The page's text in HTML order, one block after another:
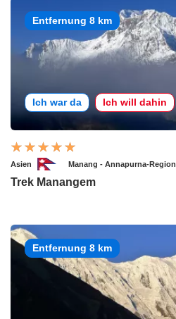
Entfernung 8 km
Ich war da Ich will dahin
Asien Manang - Annapurna-Region
Trek Manangem
Entfernung 8 km